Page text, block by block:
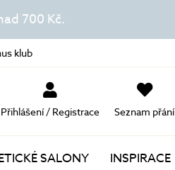
700 Kč.
klub
Přihlášení / Registrace Seznam přání
SALONY INSPIRACE